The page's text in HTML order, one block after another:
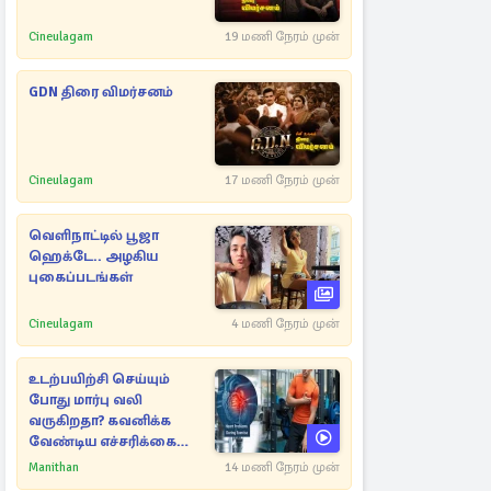
Cineulagam 19 மணி நேரம் முன்
GDN திரை விமர்சனம்
Cineulagam 17 மணி நேரம் முன்
வெளிநாட்டில் பூஜா
ஹெக்டே.. அழகிய
புகைப்படங்கள்
Cineulagam 4 மணி நேரம் முன்
உடற்பயிற்சி செய்யும்
போது மார்பு வலி
வருகிறதா? கவனிக்க
வேண்டிய எச்சரிக்கை
அறிகுறிகள்
Manithan 14 மணி நேரம் முன்